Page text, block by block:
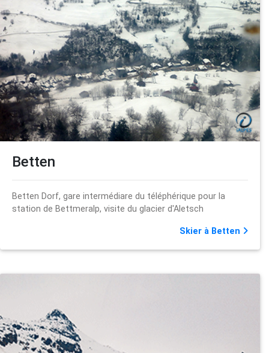
Betten
Betten Dorf, gare intermédiare du téléphérique pour la
station de Bettmeralp, visite du glacier d'Aletsch
Skier à Betten